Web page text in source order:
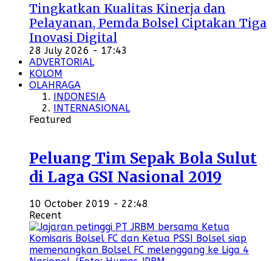
Tingkatkan Kualitas Kinerja dan
Pelayanan, Pemda Bolsel Ciptakan Tiga
Inovasi Digital
28 July 2026 - 17:43
ADVERTORIAL
KOLOM
OLAHRAGA
INDONESIA
INTERNASIONAL
Featured
Peluang Tim Sepak Bola Sulut
di Laga GSI Nasional 2019
10 October 2019 - 22:48
Recent